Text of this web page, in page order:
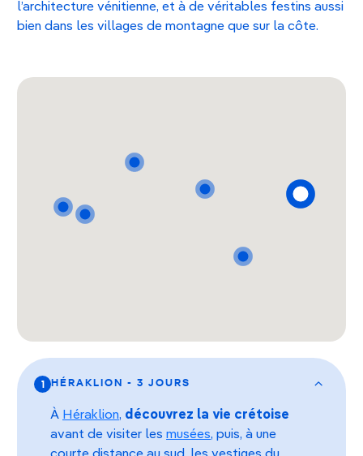
l’architecture vénitienne, et à de véritables festins aussi
bien dans les villages de montagne que sur la côte.
1 HÉRAKLION - 3 JOURS
À Héraklion, découvrez la vie crétoise
avant de visiter les musées, puis, à une